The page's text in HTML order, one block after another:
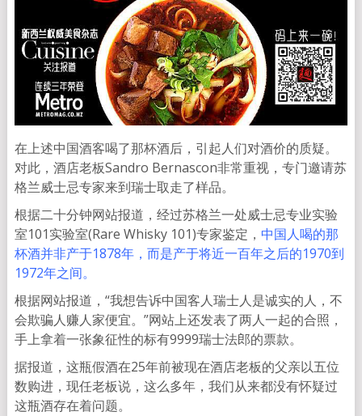
在上述中国酒客喝了那杯酒后，引起人们对酒价的质疑。
对此，酒店老板Sandro Bernascon非常重视，专门邀请苏
格兰威士忌专家来到瑞士取走了样品。
根据二十分钟网站报道，经过苏格兰一处威士忌专业实验
室101实验室(Rare Whisky 101)专家鉴定， 中国人喝的那
杯酒并非产于1878年，而是产于将近一百年之后的1970到
1972年之间。
根据网站报道，“我想告诉中国客人瑞士人是诚实的人，不
会欺骗人赚人家便宜。”网站上还发表了两人一起的合照，
手上拿着一张象征性的标有9999瑞士法郎的票款。
据报道，这瓶假酒在25年前被现在酒店老板的父亲以五位
数购进，现任老板说，这么多年，我们从来都没有怀疑过
这瓶酒存在着问题。